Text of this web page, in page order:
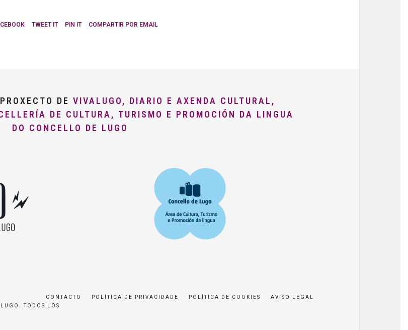
TWEET IT PIN IT COMPARTIR POR EMAIL
DE VIVALUGO, DIARIO E AXENDA CULTURAL,
DE CULTURA, TURISMO E PROMOCIÓN DA LINGUA
DO CONCELLO DE LUGO
CONTACTO POLÍTICA DE PRIVACIDADE POLÍTICA DE COOKIES
AVISO LEGAL
TODOS LOS